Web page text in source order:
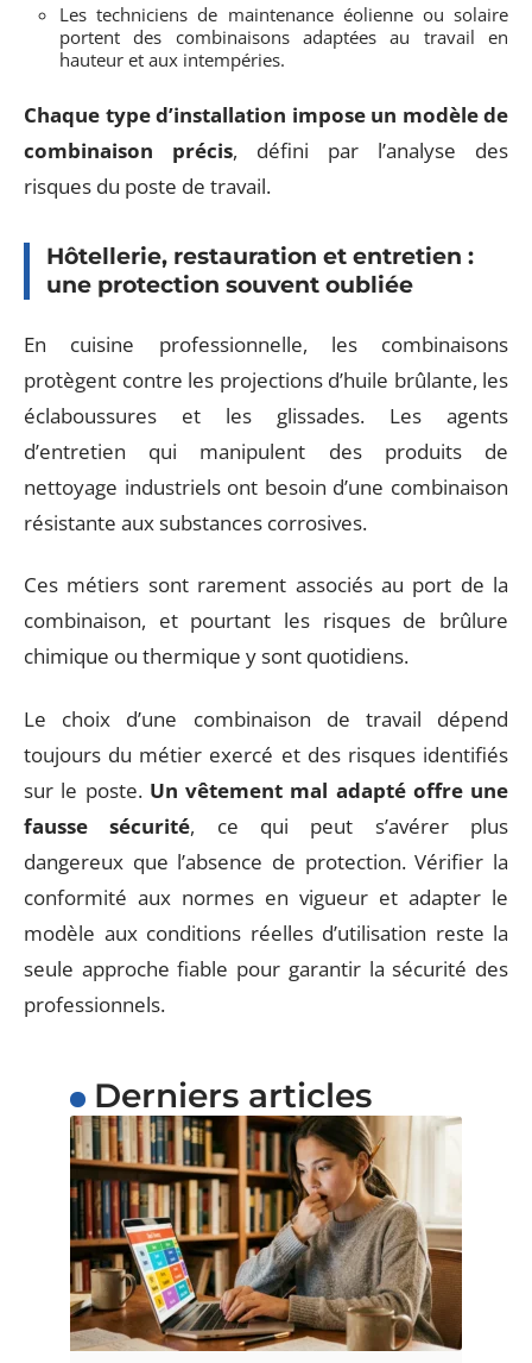
Les techniciens de maintenance éolienne ou solaire
portent des combinaisons adaptées au travail en
hauteur et aux intempéries.
Chaque type d’installation impose un modèle de
combinaison précis, défini par l’analyse des
risques du poste de travail.
Hôtellerie, restauration et entretien :
une protection souvent oubliée
En cuisine professionnelle, les combinaisons
protègent contre les projections d’huile brûlante, les
éclaboussures et les glissades. Les agents
d’entretien qui manipulent des produits de
nettoyage industriels ont besoin d’une combinaison
résistante aux substances corrosives.
Ces métiers sont rarement associés au port de la
combinaison, et pourtant les risques de brûlure
chimique ou thermique y sont quotidiens.
Le choix d’une combinaison de travail dépend
toujours du métier exercé et des risques identifiés
sur le poste. Un vêtement mal adapté offre une
fausse sécurité, ce qui peut s’avérer plus
dangereux que l’absence de protection. Vérifier la
conformité aux normes en vigueur et adapter le
modèle aux conditions réelles d’utilisation reste la
seule approche fiable pour garantir la sécurité des
professionnels.
Derniers articles